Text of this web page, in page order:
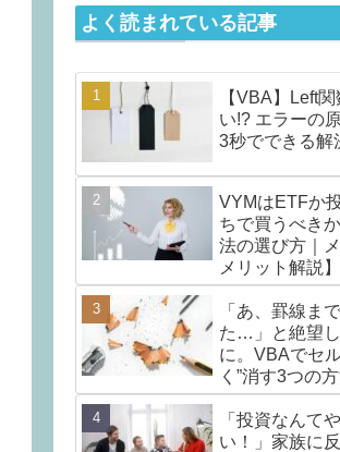
よく読まれている記事
【VBA】Left
い!? エラーの
3秒でできる解
VYMはETFか
ちで買うべき
法の選び方｜
メリット解説】
「あ、罫線ま
た…」と絶望
に。VBAでセ
く”消す3つの
ClearContents /
ClearFormats
「投資なんて
い！」家族に